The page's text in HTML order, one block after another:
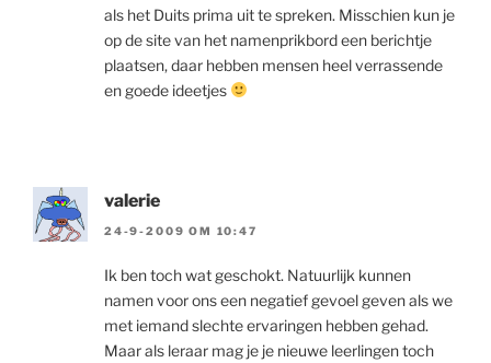
als het Duits prima uit te spreken. Misschien kun je
op de site van het namenprikbord een berichtje
plaatsen, daar hebben mensen heel verrassende
en goede ideetjes
valerie
24-9-2009 OM 10:47
Ik ben toch wat geschokt. Natuurlijk kunnen
namen voor ons een negatief gevoel geven als we
met iemand slechte ervaringen hebben gehad.
Maar als leraar mag je je nieuwe leerlingen toch